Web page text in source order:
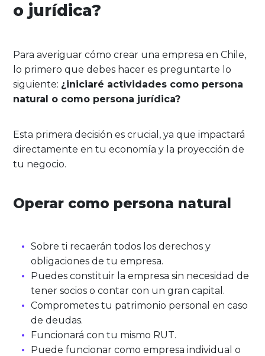
o jurídica?
Para averiguar cómo crear una empresa en Chile,
lo primero que debes hacer es preguntarte lo
siguiente: ¿iniciaré actividades como persona
natural o como persona jurídica?
Esta primera decisión es crucial, ya que impactará
directamente en tu economía y la proyección de
tu negocio.
Operar como persona natural
Sobre ti recaerán todos los derechos y
obligaciones de tu empresa.
Puedes constituir la empresa sin necesidad de
tener socios o contar con un gran capital.
Comprometes tu patrimonio personal en caso
de deudas.
Funcionará con tu mismo RUT.
Puede funcionar como empresa individual o